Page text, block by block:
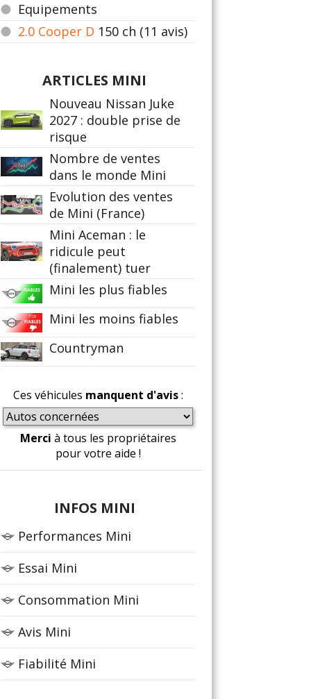
Equipements
2.0 Cooper D 150 ch (11 avis)
ARTICLES MINI
Nouveau Nissan Juke
2027 : double prise de
risque
Nombre de ventes
dans le monde Mini
Evolution des ventes
de Mini (France)
Mini Aceman : le
ridicule peut
(finalement) tuer
Mini les plus fiables
Mini les moins fiables
Countryman
Ces véhicules manquent d'avis:
Merci à tous les propriétaires
pour votre aide !
INFOS MINI
Performances Mini
Essai Mini
Consommation Mini
Avis Mini
Fiabilité Mini